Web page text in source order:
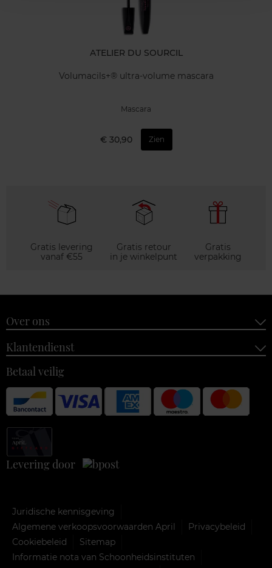
ATELIER DU SOURCIL
Volumacils+® ultra-volume mascara
Mascara
€ 30,90 Zien
Gratis levering
vanaf €55
Gratis retour
in je winkelpunt
Gratis
verpakking
Over ons
Klantendienst
Betaal veilig
Levering door
Juridische kennisgeving
Algemene verkoopsvoorwaarden April
Privacybeleid
Cookiebeleid
Sitemap
Informatie nota van Schoonheidsinstituten